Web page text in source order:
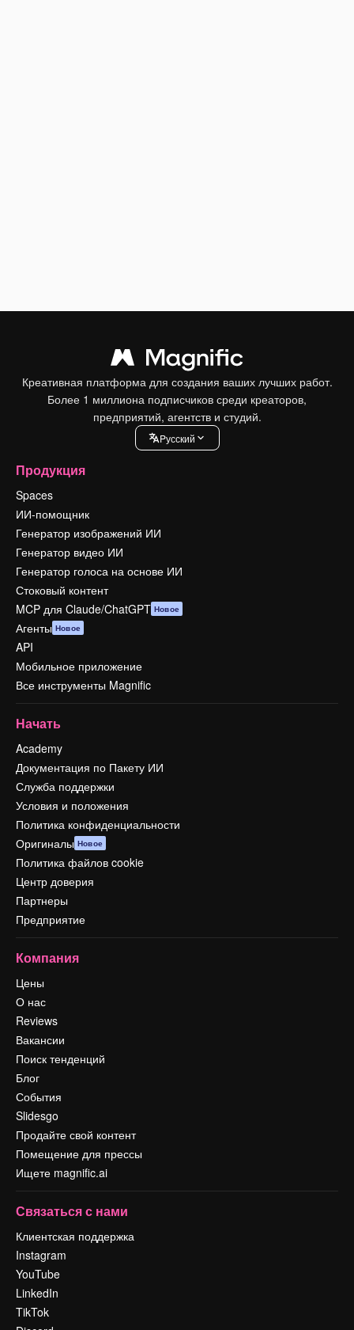
Креативная платформа для создания ваших лучших работ.
Более 1 миллиона подписчиков среди креаторов,
предприятий, агентств и студий.
Pусский
Продукция
Spaces
ИИ-помощник
Генератор изображений ИИ
Генератор видео ИИ
Генератор голоса на основе ИИ
Стоковый контент
MCP для Claude/ChatGPT Новое
Агенты Новое
API
Мобильное приложение
Все инструменты Magnific
Начать
Academy
Документация по Пакету ИИ
Служба поддержки
Условия и положения
Политика конфиденциальности
Оригиналы Новое
Политика файлов cookie
Центр доверия
Партнеры
Предприятие
Компания
Цены
О нас
Reviews
Вакансии
Поиск тенденций
Блог
События
Slidesgo
Продайте свой контент
Помещение для прессы
Ищете magnific.ai
Связаться с нами
Клиентская поддержка
Instagram
YouTube
LinkedIn
TikTok